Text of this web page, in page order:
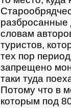
разбросанные
словам
туристов,
тех пор
запрещено
таки туда
Потому что в
которым под